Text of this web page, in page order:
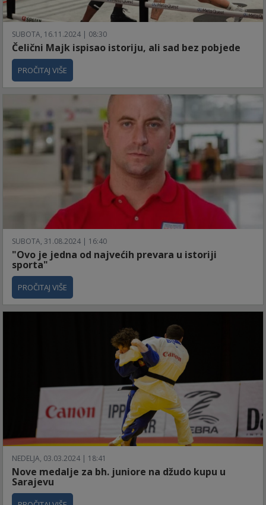
SUBOTA, 16.11.2024 | 08:30
Čelični Majk ispisao istoriju, ali sad bez pobjede
PROČITAJ VIŠE
SUBOTA, 31.08.2024 | 16:40
"Ovo je jedna od najvećih prevara u istoriji
sporta"
PROČITAJ VIŠE
NEDELJA, 03.03.2024 | 18:41
Nove medalje za bh. juniore na džudo kupu u
Sarajevu